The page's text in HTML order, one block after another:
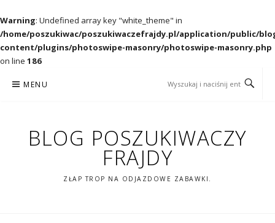
Warning: Undefined array key "white_theme" in
/home/poszukiwac/poszukiwaczefrajdy.pl/application/public/
content/plugins/photoswipe-masonry/photoswipe-masonry.php
on line 186
MENU
BLOG POSZUKIWACZY
FRAJDY
ZŁAP TROP NA ODJAZDOWE ZABAWKI.